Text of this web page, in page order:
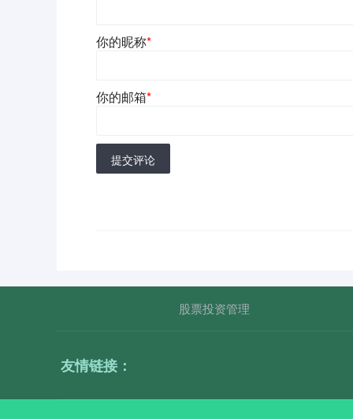
你的昵称*
你的邮箱*
提交评论
股票投资管理
友情链接：